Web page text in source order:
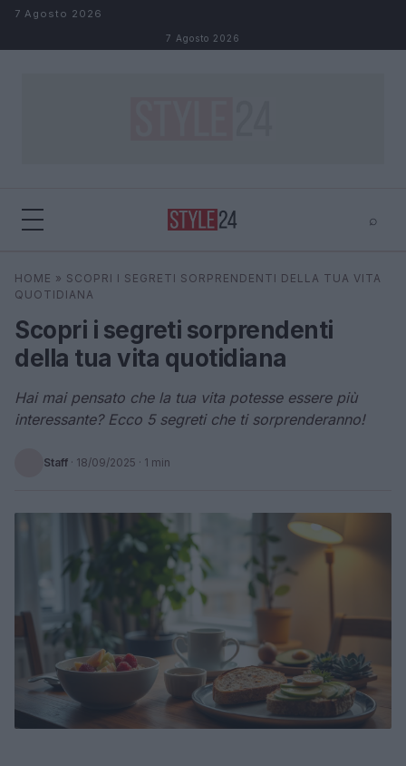
Salta al contenuto
7 Agosto 2026
7 Agosto 2026
⌕
Cerca ⌕ ×
HOME » SCOPRI I SEGRETI SORPRENDENTI DELLA TUA VITA
QUOTIDIANA
Scopri i segreti sorprendenti
della tua vita quotidiana
Hai mai pensato che la tua vita potesse essere più
interessante? Ecco 5 segreti che ti sorprenderanno!
Staff · 18/09/2025 · 1 min